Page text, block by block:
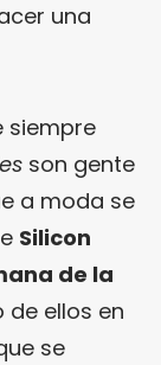
una
siempre
son gente
a moda se
Silicon
de la
de ellos en
se